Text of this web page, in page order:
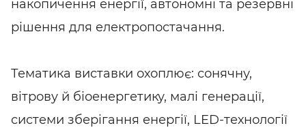
накопичення енергії, автономні та резервні
рішення для електропостачання.
Тематика виставки охоплює: сонячну,
вітрову й біоенергетику, малі генерації,
системи зберігання енергії, LED-технології